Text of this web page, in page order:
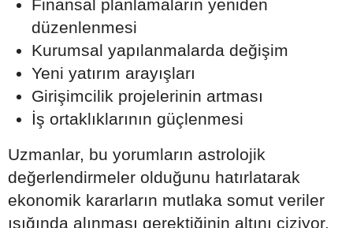
Finansal planlamaların yeniden
düzenlenmesi
Kurumsal yapılanmalarda değişim
Yeni yatırım arayışları
Girişimcilik projelerinin artması
İş ortaklıklarının güçlenmesi
Uzmanlar, bu yorumların astrolojik
değerlendirmeler olduğunu hatırlatarak
ekonomik kararların mutlaka somut veriler
ışığında alınması gerektiğinin altını çiziyor.